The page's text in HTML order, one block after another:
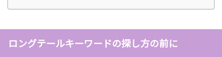
ロングテールキーワードの探し方の前に